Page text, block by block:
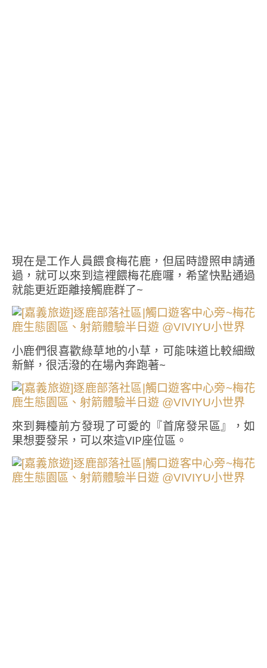
現在是工作人員餵食梅花鹿，但屆時證照申請通
過，就可以來到這裡餵梅花鹿囉，希望快點通過
就能更近距離接觸鹿群了~
小鹿們很喜歡綠草地的小草，可能味道比較細緻
新鮮，很活潑的在場內奔跑著~
來到舞檯前方發現了可愛的『首席發呆區』，如
果想要發呆，可以來這VIP座位區。